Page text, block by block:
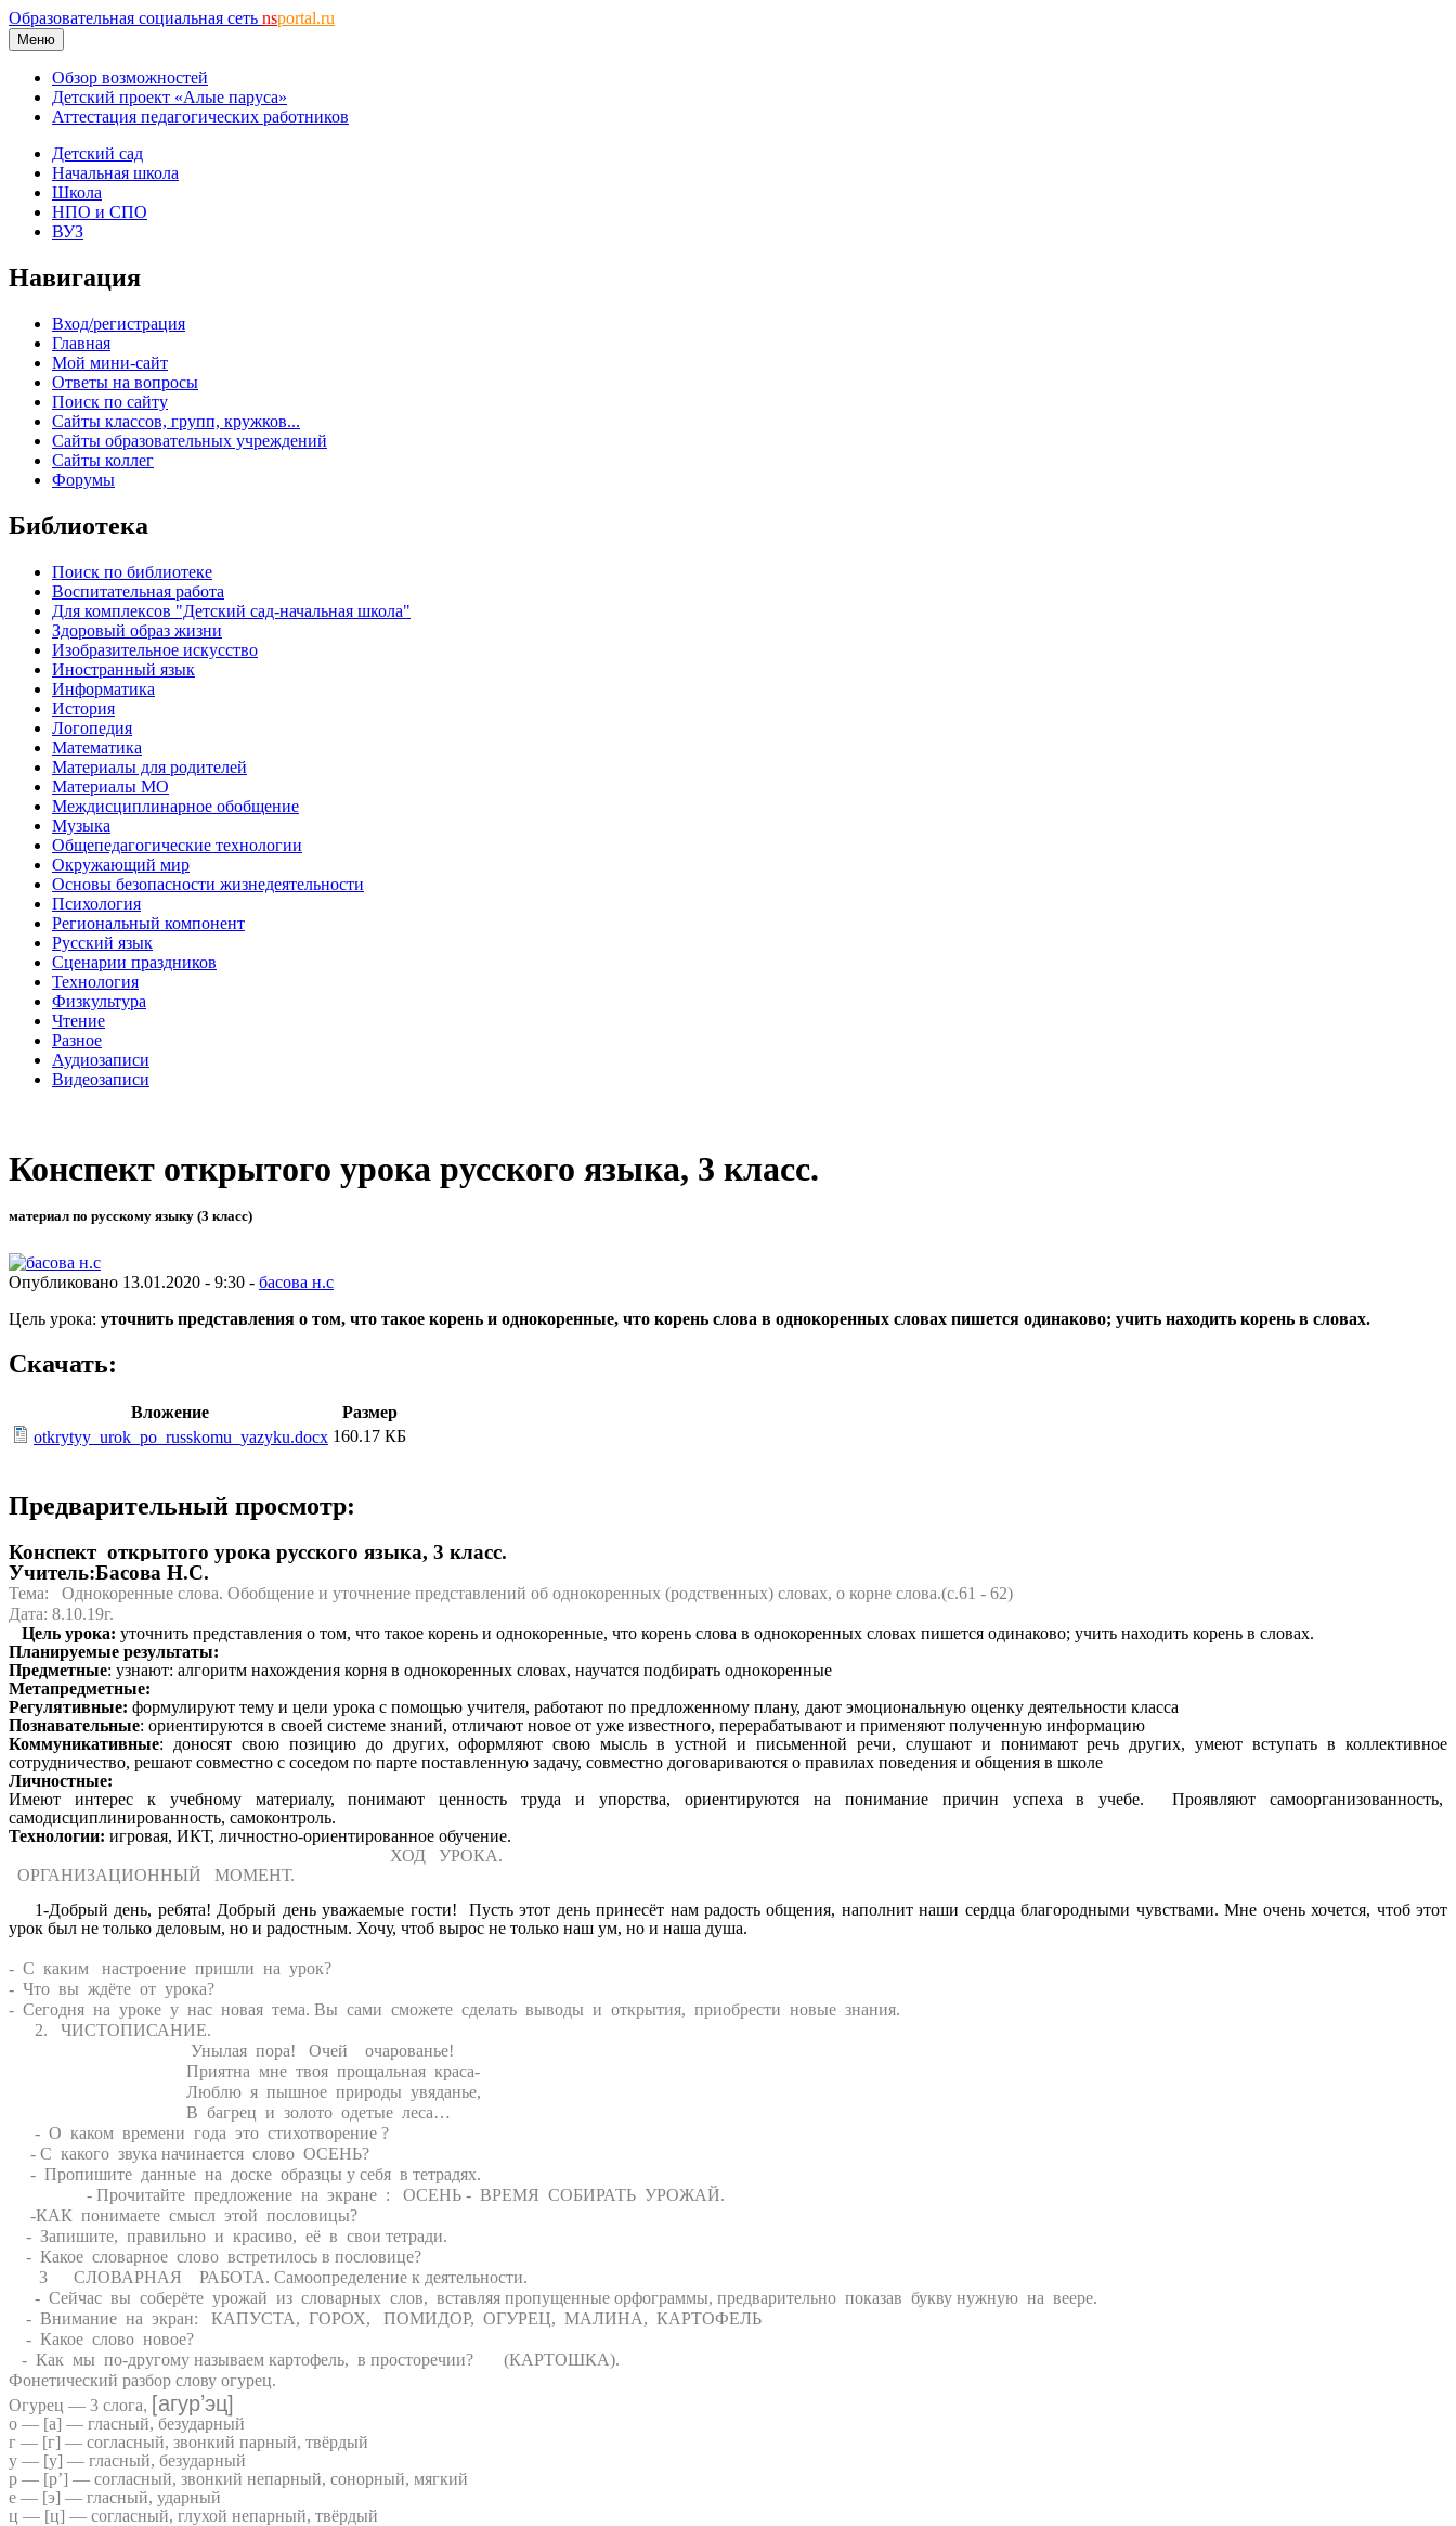
Образовательная социальная сеть nsportal.ru
Меню
Обзор возможностей
Детский проект «Алые паруса»
Аттестация педагогических работников
Детский сад
Начальная школа
Школа
НПО и СПО
ВУЗ
Навигация
Вход/регистрация
Главная
Мой мини-сайт
Ответы на вопросы
Поиск по сайту
Сайты классов, групп, кружков...
Сайты образовательных учреждений
Сайты коллег
Форумы
Библиотека
Поиск по библиотеке
Воспитательная работа
Для комплексов "Детский сад-начальная школа"
Здоровый образ жизни
Изобразительное искусство
Иностранный язык
Информатика
История
Логопедия
Математика
Материалы для родителей
Материалы МО
Междисциплинарное обобщение
Музыка
Общепедагогические технологии
Окружающий мир
Основы безопасности жизнедеятельности
Психология
Региональный компонент
Русский язык
Сценарии праздников
Технология
Физкультура
Чтение
Разное
Аудиозаписи
Видеозаписи
Конспект открытого урока русского языка, 3 класс.
материал по русскому языку (3 класс)
Опубликовано 13.01.2020 - 9:30 - басова н.с
Цель урока: уточнить представления о том, что такое корень и однокоренные, что корень слова в однокоренных словах пишется одинаково; учить находить корень в словах.
Скачать:
Вложение
Размер
otkrytyy_urok_po_russkomu_yazyku.docx 160.17 КБ
Предварительный просмотр:
Конспект открытого урока русского языка, 3 класс.
Учитель:Басова Н.С.
Тема: Однокоренные слова. Обобщение и уточнение представлений об однокоренных (родственных) словах, о корне слова.(с.61 - 62)
Дата: 8.10.19г.
Цель урока: уточнить представления о том, что такое корень и однокоренные, что корень слова в однокоренных словах пишется одинаково; учить находить корень в словах.
Планируемые результаты:
Предметные: узнают: алгоритм нахождения корня в однокоренных словах, научатся подбирать однокоренные
Метапредметные:
Регулятивные: формулируют тему и цели урока с помощью учителя, работают по предложенному плану, дают эмоциональную оценку деятельности класса
Познавательные: ориентируются в своей системе знаний, отличают новое от уже известного, перерабатывают и применяют полученную информацию
Коммуникативные: доносят свою позицию до других, оформляют свою мысль в устной и письменной речи, слушают и понимают речь других, умеют вступать в коллективное
сотрудничество, решают совместно с соседом по парте поставленную задачу, совместно договариваются о правилах поведения и общения в школе
Личностные:
Имеют интерес к учебному материалу, понимают ценность труда и упорства, ориентируются на понимание причин успеха в учебе. Проявляют самоорганизованность,
самодисциплинированность, самоконтроль.
Технологии: игровая, ИКТ, личностно-ориентированное обучение.
ХОД УРОКА.
ОРГАНИЗАЦИОННЫЙ МОМЕНТ.
1-Добрый день, ребята! Добрый день уважаемые гости! Пусть этот день принесёт нам радость общения, наполнит наши сердца благородными чувствами. Мне очень хочется, чтоб этот
урок был не только деловым, но и радостным. Хочу, чтоб вырос не только наш ум, но и наша душа.
- С каким настроение пришли на урок?
- Что вы ждёте от урока?
- Сегодня на уроке у нас новая тема. Вы сами сможете сделать выводы и открытия, приобрести новые знания.
2. ЧИСТОПИСАНИЕ.
Унылая пора! Очей очарованье!
Приятна мне твоя прощальная краса-
Люблю я пышное природы увяданье,
В багрец и золото одетые леса…
- О каком времени года это стихотворение ?
- С какого звука начинается слово ОСЕНЬ?
- Пропишите данные на доске образцы у себя в тетрадях.
- Прочитайте предложение на экране : ОСЕНЬ - ВРЕМЯ СОБИРАТЬ УРОЖАЙ.
-КАК понимаете смысл этой пословицы?
- Запишите, правильно и красиво, её в свои тетради.
- Какое словарное слово встретилось в пословице?
3 СЛОВАРНАЯ РАБОТА. Самоопределение к деятельности.
- Сейчас вы соберёте урожай из словарных слов, вставляя пропущенные орфограммы, предварительно показав букву нужную на веере.
- Внимание на экран: КАПУСТА, ГОРОХ, ПОМИДОР, ОГУРЕЦ, МАЛИНА, КАРТОФЕЛЬ
- Какое слово новое?
- Как мы по-другому называем картофель, в просторечии? (КАРТОШКА).
Фонетический разбор слову огурец.
Огурец — 3 слога, [агур’эц]
о — [а] — гласный, безударный
г — [г] — согласный, звонкий парный, твёрдый
у — [у] — гласный, безударный
р — [р’] — согласный, звонкий непарный, сонорный, мягкий
е — [э] — гласный, ударный
ц — [ц] — согласный, глухой непарный, твёрдый